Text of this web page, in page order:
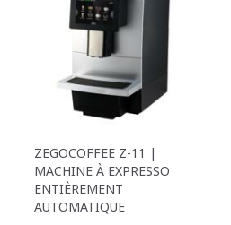
ZEGOCOFFEE Z-11 |
MACHINE À EXPRESSO
ENTIÈREMENT
AUTOMATIQUE